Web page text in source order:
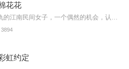
花花
3894
虹约定